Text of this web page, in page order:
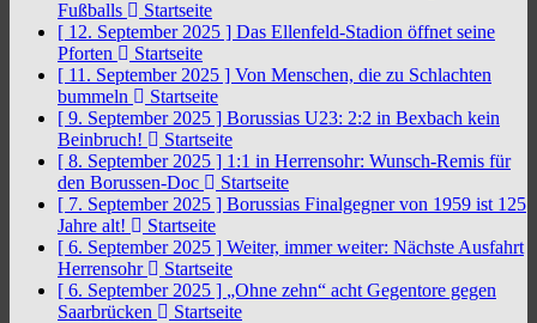
Fußballs
Startseite
[ 12. September 2025 ] Das Ellenfeld-Stadion öffnet seine
Pforten
Startseite
[ 11. September 2025 ] Von Menschen, die zu Schlachten
bummeln
Startseite
[ 9. September 2025 ] Borussias U23: 2:2 in Bexbach kein
Beinbruch!
Startseite
[ 8. September 2025 ] 1:1 in Herrensohr: Wunsch-Remis für
den Borussen-Doc
Startseite
[ 7. September 2025 ] Borussias Finalgegner von 1959 ist 125
Jahre alt!
Startseite
[ 6. September 2025 ] Weiter, immer weiter: Nächste Ausfahrt
Herrensohr
Startseite
[ 6. September 2025 ] „Ohne zehn“ acht Gegentore gegen
Saarbrücken
Startseite